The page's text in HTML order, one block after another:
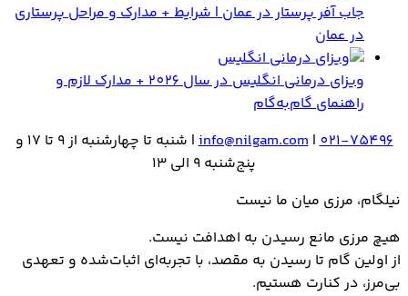
جاب آفر پرستار در عمان | شرایط + مدارک و مراحل پرستاری
در عمان
ویزای درمانی انگلیس در سال 2026 + مدارک لازم و
راهنمای گام‌به‌گام
021-75496
|
info@nilgam.com
| شنبه تا چهارشنبه از 9 تا 17 و
پنج‌شنبه 9 الی 13
نیلگام، مرزی میان ما نیست
هیـچ مرزی مانع رسیـدن به اهدافت نیست.
از اولین گام تا رسیدن به مقصد، با تجربه‌ای اثبات‌شده و تعهدی
بی‌مرز، در کنارت هستیم.